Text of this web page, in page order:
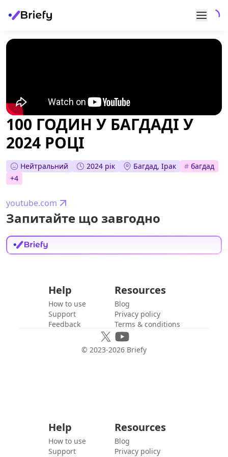
100 ГОДИН У БАГДАДІ У
2024 РОЦІ
Нейтральний 2024 рік Багдад, Ірак # багдад
+4
youtube.com
Запитайте що завгодно
Help
How to use
Support
Feedback
Resources
Blog
Privacy policy
Terms & conditions
© 2023-2026 Briefy
Help
How to use
Support
Resources
Blog
Privacy policy